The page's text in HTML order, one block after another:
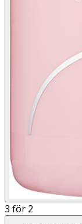
3 för 2